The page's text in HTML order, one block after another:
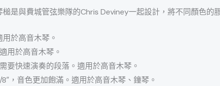
是與費城管弦樂隊的Chris Deviney一起設計，將不同顏色的
於高音木琴。
用於高音木琴。
要快速演奏的段落。適用於高音木琴。
，音色更加飽滿。適用於高音木琴、鐘琴。